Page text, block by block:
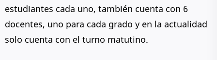
estudiantes cada uno, también cuenta con 6
docentes, uno para cada grado y en la actualidad
solo cuenta con el turno matutino.